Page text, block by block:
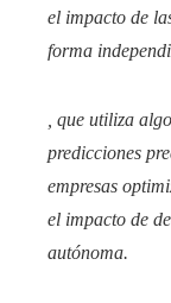
el impacto de
forma
, que utiliza
predicciones
empresas
el impacto de
autónoma.​